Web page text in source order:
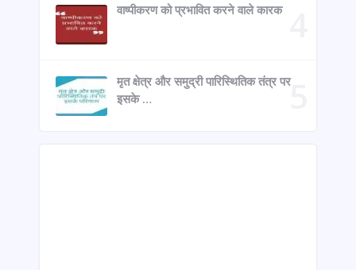
वाष्पीकरण को प्रभावित करने वाले कारक
मृत क्षेत्र और समुद्री पारिस्थितिक तंत्र पर
इसके …